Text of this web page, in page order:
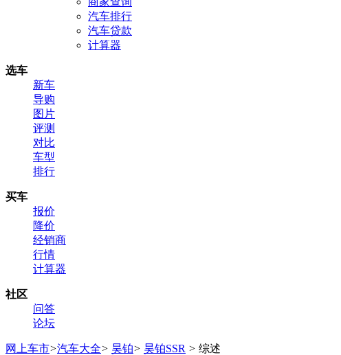
汽车排行
汽车贷款
计算器
选车
新车
导购
图片
评测
对比
车型
排行
买车
报价
降价
经销商
行情
计算器
社区
问答
论坛
网上车市>汽车大全> 昊铂> 昊铂SSR > 综述